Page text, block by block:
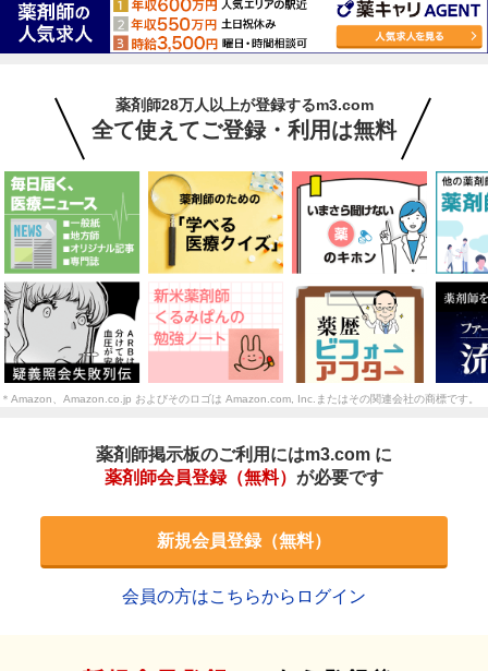
薬剤師28万人以上が登録するm3.com
全て使えてご登録・利用は無料
＊Amazon、Amazon.co.jp およびそのロゴは Amazon.com, Inc.またはその関連会社の商標です。
薬剤師掲示板のご利用にはm3.com に
薬剤師会員登録（無料） が必要です
新規会員登録（無料）
会員の方はこちらからログイン